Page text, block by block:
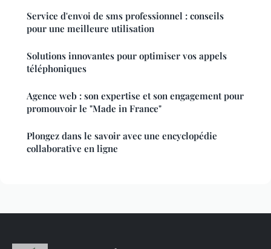
Service d'envoi de sms professionnel : conseils
pour une meilleure utilisation
Solutions innovantes pour optimiser vos appels
téléphoniques
Agence web : son expertise et son engagement pour
promouvoir le "Made in France"
Plongez dans le savoir avec une encyclopédie
collaborative en ligne